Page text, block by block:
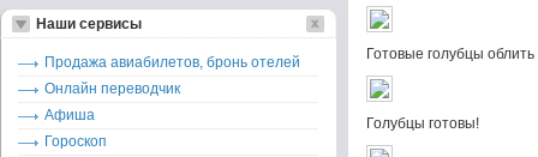
Готовые голубцы
Голубцы готовы!
Наши сервисы
Продажа авиабилетов, бронь отелей
Онлайн переводчик
Афиша
Гороскоп